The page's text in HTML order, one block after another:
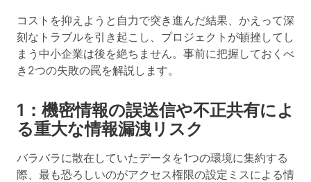
コストを抑えようと自力で突き進んだ結果、かえって深
刻なトラブルを引き起こし、プロジェクトが頓挫してし
まう中小企業は後を絶ちません。事前に把握しておくべ
き2つの失敗の罠を解説します。
1：機密情報の誤送信や不正共有によ
る重大な情報漏洩リスク
バラバラに散在していたデータを1つの環境に集約する
際、最も恐ろしいのがアクセス権限の設定ミスによる情